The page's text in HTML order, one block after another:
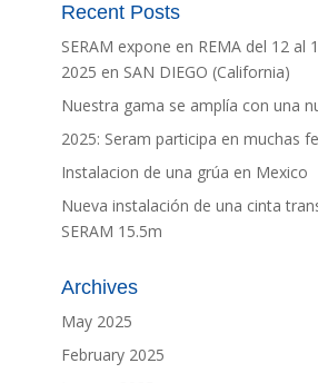
Recent Posts
SERAM expone en REMA del 12 al
2025 en SAN DIEGO (California)
Nuestra gama se amplía con una
2025: Seram participa en muchas
Instalacion de una grúa en Mexico
Nueva instalación de una cinta
SERAM 15.5m
Archives
May 2025
February 2025